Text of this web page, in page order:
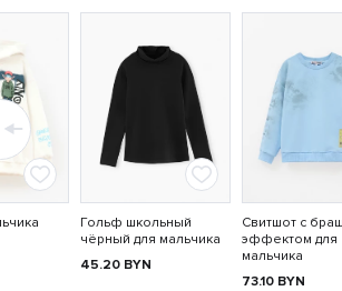
Гольф школьный
чёрный для мальчика
45.20 BYN
Свитшот с
эффектом для
мальчика
73.10 BYN